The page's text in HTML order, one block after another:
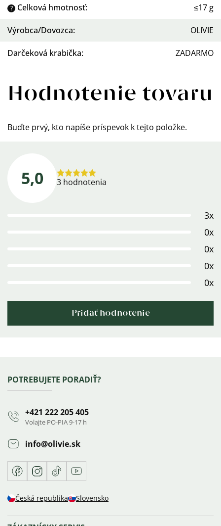
? Celková hmotnosť: ≤17 g
Výrobca/Dovozca: OLIVIE
Darčeková krabička: ZADARMO
Hodnotenie tovaru
Buďte prvý, kto napíše príspevok k tejto položke.
5,0
Priemerné
3 hodnotenia
3x
0x
0x
0x
0x
Pridať hodnotenie
Zápätie
POTREBUJETE PORADIŤ?
+421 222 205 405
Volajte PO-PIA 9-17 h
info@olivie.sk
FacebookInstagram
TikTokYoutube
Česká republika Slovensko